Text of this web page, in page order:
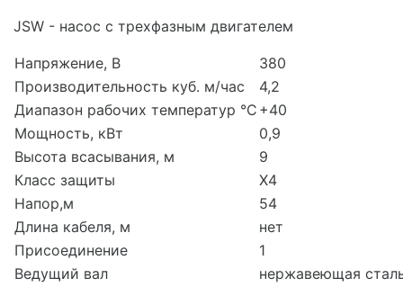
JSW - насос с трехфазным двигателем
Напряжение, В
380
Производительность куб. м/час
4,2
Диапазон рабочих температур °C +40
Мощность, кВт
0,9
Высота всасывания, м
9
Класс защиты
X4
Напор,м
54
Длина кабеля, м
нет
Присоединение
1
Ведущий вал
нержавеющая